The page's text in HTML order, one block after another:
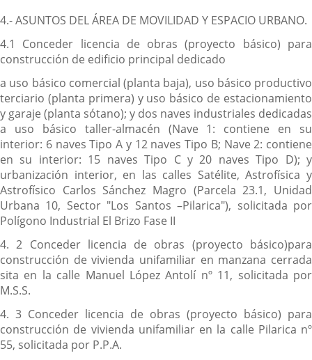
4.- ASUNTOS DEL ÁREA DE MOVILIDAD Y ESPACIO URBANO.
4.1 Conceder licencia de obras (proyecto básico) para
construcción de edificio principal dedicado
a uso básico comercial (planta baja), uso básico productivo
terciario (planta primera) y uso básico de estacionamiento
y garaje (planta sótano); y dos naves industriales dedicadas
a uso básico taller-almacén (Nave 1: contiene en su
interior: 6 naves Tipo A y 12 naves Tipo B; Nave 2: contiene
en su interior: 15 naves Tipo C y 20 naves Tipo D); y
urbanización interior, en las calles Satélite, Astrofísica y
Astrofísico Carlos Sánchez Magro (Parcela 23.1, Unidad
Urbana 10, Sector "Los Santos –Pilarica"), solicitada por
Polígono Industrial El Brizo Fase II
4. 2 Conceder licencia de obras (proyecto básico)para
construcción de vivienda unifamiliar en manzana cerrada
sita en la calle Manuel López Antolí nº 11, solicitada por
M.S.S.
4. 3 Conceder licencia de obras (proyecto básico) para
construcción de vivienda unifamiliar en la calle Pilarica nº
55, solicitada por P.P.A.